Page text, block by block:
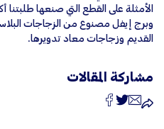
الأمثلة على القطع التي صنعها
وبرج إيفل مصنوع من الزجاجات
القديم وزجاجات معاد تدويرها.
مشاركة المقالات